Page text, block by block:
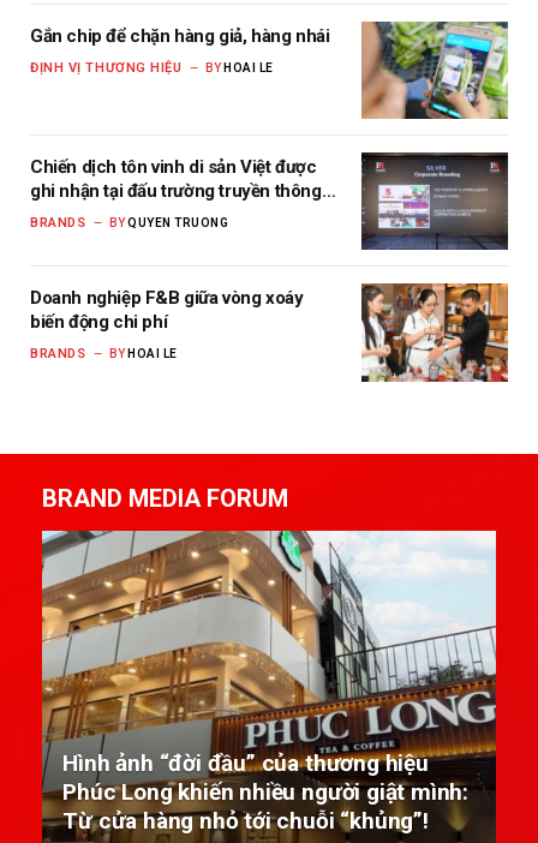
Gắn chip để chặn hàng giả, hàng nhái
ĐỊNH VỊ THƯƠNG HIỆU BY HOAI LE
Chiến dịch tôn vinh di sản Việt được
ghi nhận tại đấu trường truyền thông
khu vực Châu Á – Thái Bình Dương
BRANDS BYQUYEN TRUONG
Doanh nghiệp F&B giữa vòng xoáy
biến động chi phí
BRANDS BY HOAI LE
BRAND MEDIA FORUM
Hình ảnh “đời đầu” của thương hiệu
Phúc Long khiến nhiều người giật mình:
Từ cửa hàng nhỏ tới chuỗi “khủng”!